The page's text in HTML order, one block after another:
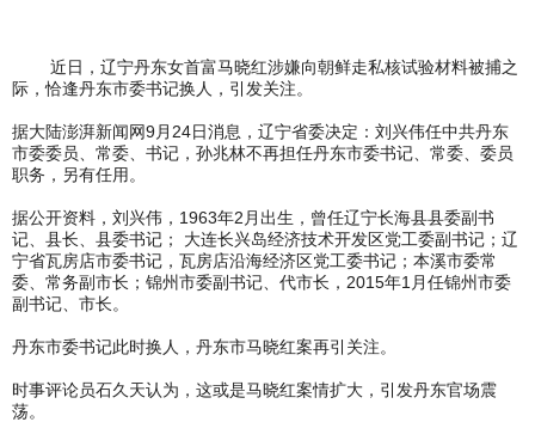
近日，辽宁丹东女首富马晓红涉嫌向朝鲜走私核试验材料被捕之
际，恰逢丹东市委书记换人，引发关注。
据大陆澎湃新闻网9月24日消息，辽宁省委决定：刘兴伟任中共丹东
市委委员、常委、书记，孙兆林不再担任丹东市委书记、常委、委员
职务，另有任用。
据公开资料，刘兴伟，1963年2月出生，曾任辽宁长海县县委副书
记、县长、县委书记； 大连长兴岛经济技术开发区党工委副书记；辽
宁省瓦房店市委书记，瓦房店沿海经济区党工委书记；本溪市委常
委、常务副市长；锦州市委副书记、代市长，2015年1月任锦州市委
副书记、市长。
丹东市委书记此时换人，丹东市马晓红案再引关注。
时事评论员石久天认为，这或是马晓红案情扩大，引发丹东官场震
荡。